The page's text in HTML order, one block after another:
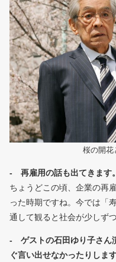
桜の開花
- 再雇用の話も出てきます。
ちょうどこの頃、企業の再
った時期ですね。今では「
通して観ると社会が少しず
- ゲストの石田ゆり子さん
ぐ言い出せなかったりします